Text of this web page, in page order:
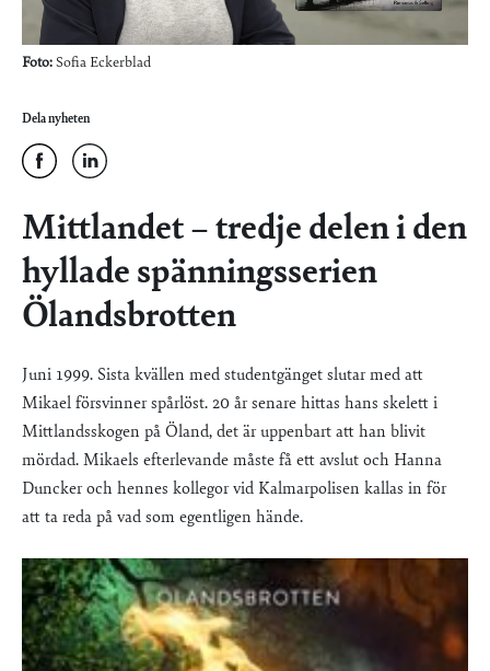
Foto: Sofia Eckerblad
Dela nyheten
Mittlandet – tredje delen i den
hyllade spänningsserien
Ölandsbrotten
Juni 1999. Sista kvällen med studentgänget slutar med att
Mikael försvinner spårlöst. 20 år senare hittas hans skelett i
Mittlandsskogen på Öland, det är uppenbart att han blivit
mördad. Mikaels efterlevande måste få ett avslut och Hanna
Duncker och hennes kollegor vid Kalmarpolisen kallas in för
att ta reda på vad som egentligen hände.